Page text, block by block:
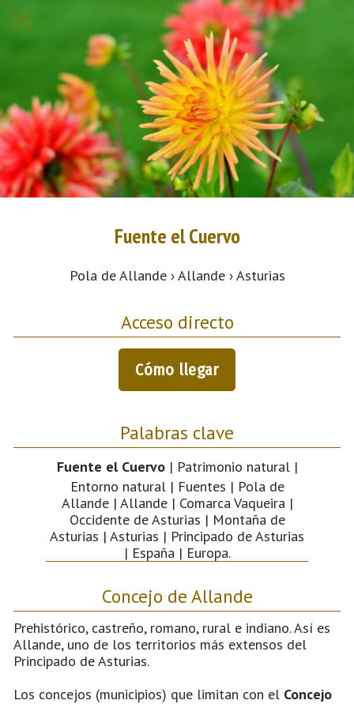
Fuente el Cuervo
Pola de Allande › Allande › Asturias
Acceso directo
Cómo llegar
Palabras clave
Fuente el Cuervo| Patrimonio natural |
Entorno natural | Fuentes | Pola de
Allande | Allande | Comarca Vaqueira |
Occidente de Asturias | Montaña de
Asturias | Asturias | Principado de Asturias
| España | Europa.
Concejo de Allande
Prehistórico, castreño, romano, rural e indiano. Así es
Allande, uno de los territorios más extensos del
Principado de Asturias.
Los concejos (municipios) que limitan con el Concejo